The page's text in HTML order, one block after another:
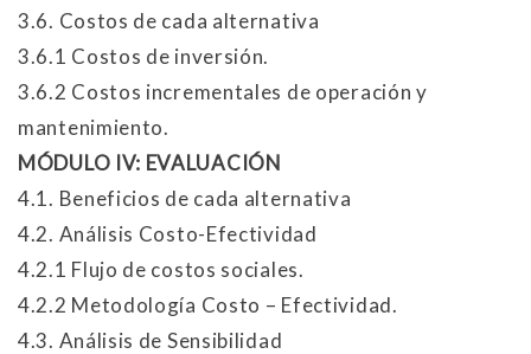
3.6. Costos de cada alternativa
3.6.1 Costos de inversión.
3.6.2 Costos incrementales de operación y
mantenimiento.
MÓDULO IV: EVALUACIÓN
4.1. Beneficios de cada alternativa
4.2. Análisis Costo-Efectividad
4.2.1 Flujo de costos sociales.
4.2.2 Metodología Costo – Efectividad.
4.3. Análisis de Sensibilidad